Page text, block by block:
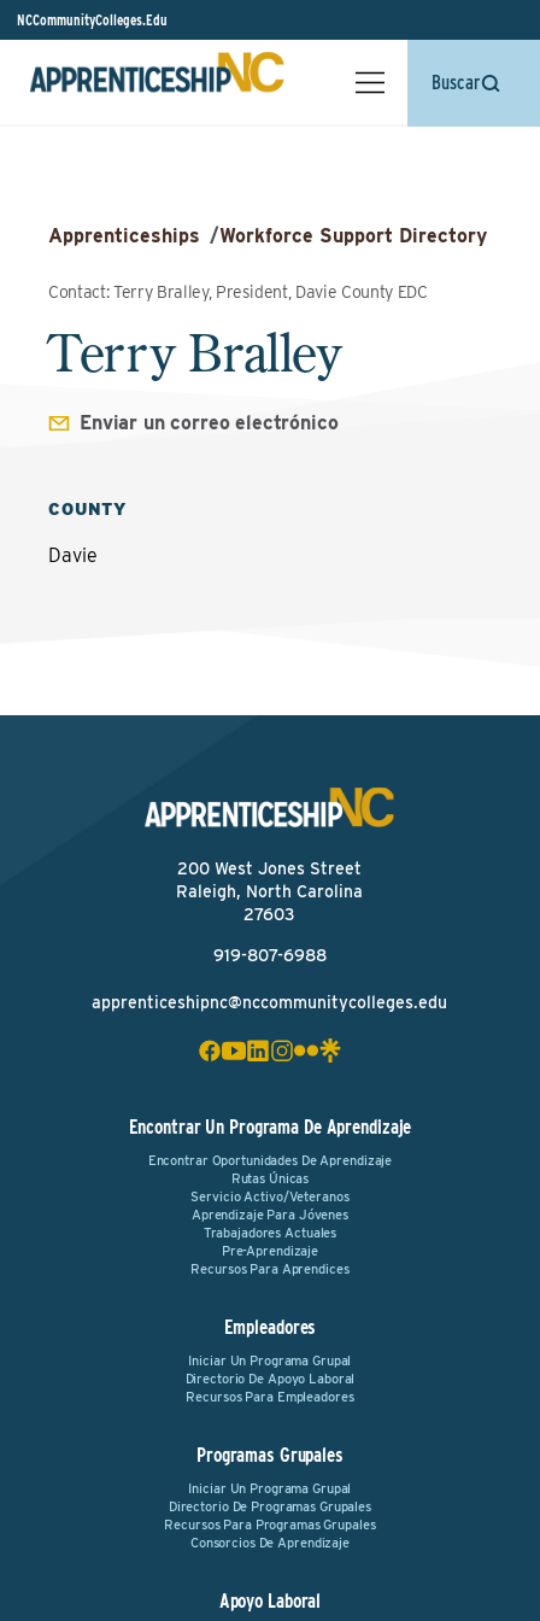
NCCommunityColleges.Edu
Buscar
Apprenticeships /Workforce Support Directory
Contact: Terry Bralley, President, Davie County EDC
Terry Bralley
Enviar un correo electrónico
COUNTY
Davie
200 West Jones Street
Raleigh, North Carolina
27603
919-807-6988
apprenticeshipnc@nccommunitycolleges.edu
Encontrar Un Programa De Aprendizaje
Encontrar Oportunidades De Aprendizaje
Rutas Únicas
Servicio Activo/Veteranos
Aprendizaje Para Jóvenes
Trabajadores Actuales
Pre-Aprendizaje
Recursos Para Aprendices
Empleadores
Iniciar Un Programa Grupal
Directorio De Apoyo Laboral
Recursos Para Empleadores
Programas Grupales
Iniciar Un Programa Grupal
Directorio De Programas Grupales
Recursos Para Programas Grupales
Consorcios De Aprendizaje
Apoyo Laboral